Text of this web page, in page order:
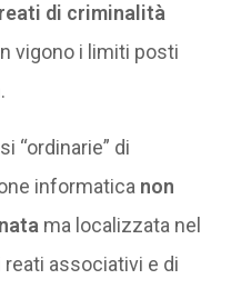
di criminalità
vigono i limiti posti
“ordinarie” di
informatica non
ma localizzata nel
associativi e di